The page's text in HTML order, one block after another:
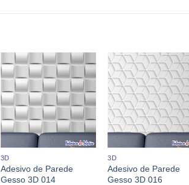
3D
Adesivo de Parede
Gesso 3D 014
3D
Adesivo de Parede
Gesso 3D 016